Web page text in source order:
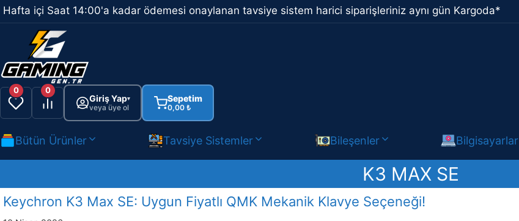
İçeriğe
atla
Hafta içi Saat 14:00'a kadar ödemesi onaylanan tavsiye sistem harici siparişleriniz aynı gün Kargoda*
0 0
Giriş Yap▾
veya üye ol
Sepetim
0,00 ₺
Bütün Ürünler Tavsiye Sistemler Bileşenler Bilgisayarlar
K3 MAX SE
Keychron K3 Max SE: Uygun Fiyatlı QMK Mekanik Klavye Seçeneği!